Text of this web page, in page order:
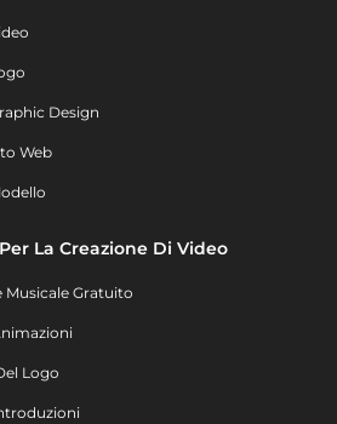
Design
Web
La Creazione Di Video
Musicale Gratuito
Logo